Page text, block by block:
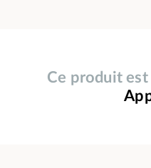
Ce produit est